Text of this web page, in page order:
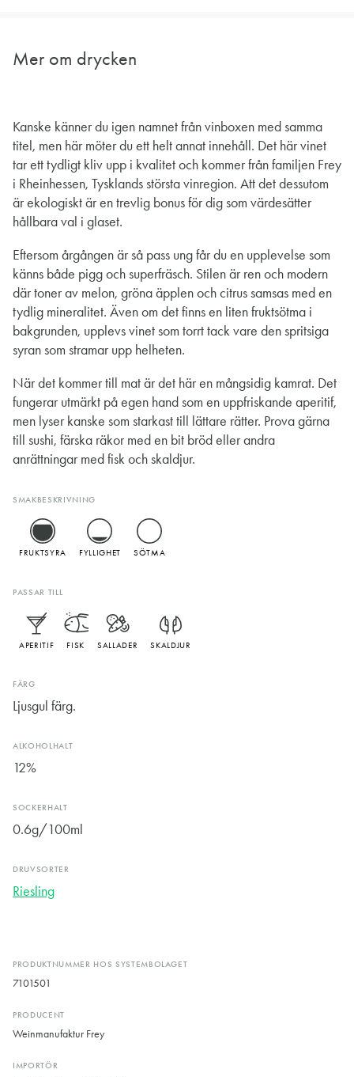
Mer om drycken
PRODUKTNUMMER HOS SYSTEMBOLAGET
7101501
PRODUCENT
Weinmanufaktur Frey
IMPORTÖR
Kanske känner du igen namnet från vinboxen med samma
titel, men här möter du ett helt annat innehåll. Det här vinet
tar ett tydligt kliv upp i kvalitet och kommer från familjen Frey
i Rheinhessen, Tysklands största vinregion. Att det dessutom
är ekologiskt är en trevlig bonus för dig som värdesätter
hållbara val i glaset.
Eftersom årgången är så pass ung får du en upplevelse som
känns både pigg och superfräsch. Stilen är ren och modern
där toner av melon, gröna äpplen och citrus samsas med en
tydlig mineralitet. Även om det finns en liten fruktsötma i
bakgrunden, upplevs vinet som torrt tack vare den spritsiga
syran som stramar upp helheten.
När det kommer till mat är det här en mångsidig kamrat. Det
fungerar utmärkt på egen hand som en uppfriskande aperitif,
men lyser kanske som starkast till lättare rätter. Prova gärna
till sushi, färska räkor med en bit bröd eller andra
anrättningar med fisk och skaldjur.
SMAKBESKRIVNING
FRUKTSYRA FYLLIGHET SÖTMA
PASSAR TILL
APERITIF FISK SALLADER SKALDJUR
FÄRG
Ljusgul färg.
ALKOHOLHALT
12%
SOCKERHALT
0.6g/100ml
DRUVSORTER
Riesling